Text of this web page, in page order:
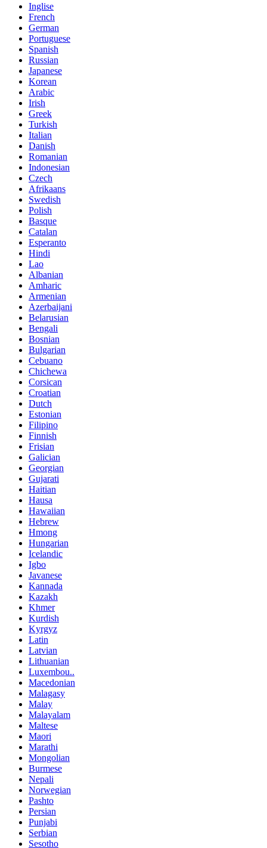
Inglise
French
German
Portuguese
Spanish
Russian
Japanese
Korean
Arabic
Irish
Greek
Turkish
Italian
Danish
Romanian
Indonesian
Czech
Afrikaans
Swedish
Polish
Basque
Catalan
Esperanto
Hindi
Lao
Albanian
Amharic
Armenian
Azerbaijani
Belarusian
Bengali
Bosnian
Bulgarian
Cebuano
Chichewa
Corsican
Croatian
Dutch
Estonian
Filipino
Finnish
Frisian
Galician
Georgian
Gujarati
Haitian
Hausa
Hawaiian
Hebrew
Hmong
Hungarian
Icelandic
Igbo
Javanese
Kannada
Kazakh
Khmer
Kurdish
Kyrgyz
Latin
Latvian
Lithuanian
Luxembou..
Macedonian
Malagasy
Malay
Malayalam
Maltese
Maori
Marathi
Mongolian
Burmese
Nepali
Norwegian
Pashto
Persian
Punjabi
Serbian
Sesotho